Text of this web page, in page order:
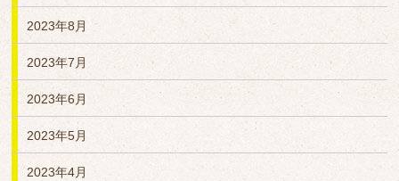
2023年8月
2023年7月
2023年6月
2023年5月
2023年4月